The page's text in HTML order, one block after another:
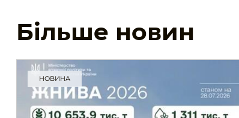
Більше новин
НОВИНА